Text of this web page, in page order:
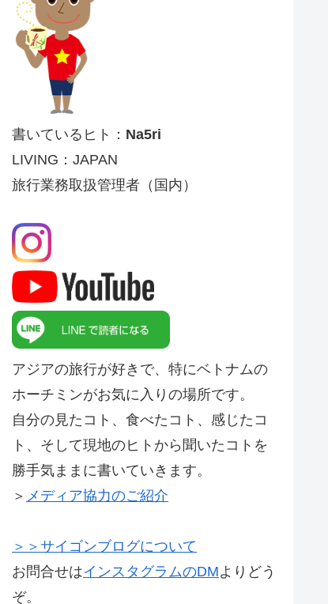
書いているヒト： Na5ri
LIVING：JAPAN
旅行業務取扱管理者（国内）
アジアの旅行が好きで、特にベトナムの
ホーチミンがお気に入りの場所です。
自分の見たコト、食べたコト、感じたコ
ト、そして現地のヒトから聞いたコトを
勝手気ままに書いていきます。
＞ メディア協力のご紹介
＞＞サイゴンブログについて
お問合せはインスタグラムのDMよりどう
ぞ。